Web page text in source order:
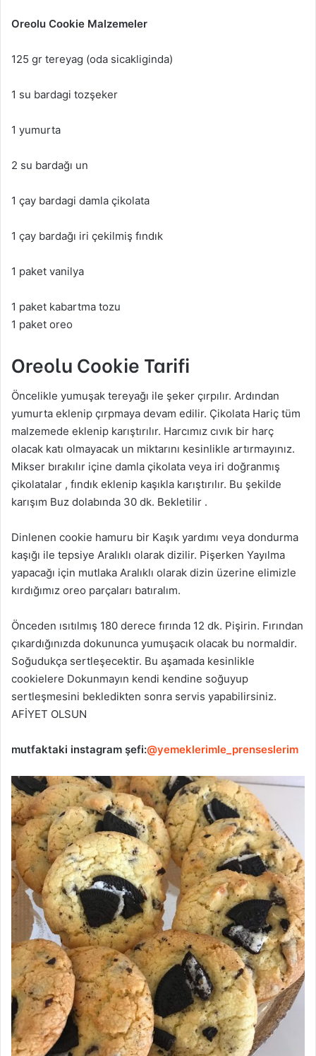
Oreolu Cookie Malzemeler
125 gr tereyag (oda sicakliginda)
1 su bardagi tozşeker
1 yumurta
2 su bardağı un
1 çay bardagi damla çikolata
1 çay bardağı iri çekilmiş fındık
1 paket vanilya
1 paket kabartma tozu
1 paket oreo
Oreolu Cookie Tarifi
Öncelikle yumuşak tereyağı ile şeker çırpılır. Ardından
yumurta eklenip çırpmaya devam edilir. Çikolata Hariç tüm
malzemede eklenip karıştırılır. Harcımız cıvık bir harç
olacak katı olmayacak un miktarını kesinlikle artırmayınız.
Mikser bırakılır içine damla çikolata veya iri doğranmış
çikolatalar , fındık eklenip kaşıkla karıştırılır. Bu şekilde
karışım Buz dolabında 30 dk. Bekletilir .
Dinlenen cookie hamuru bir Kaşık yardımı veya dondurma
kaşığı ile tepsiye Aralıklı olarak dizilir. Pişerken Yayılma
yapacağı için mutlaka Aralıklı olarak dizin üzerine elimizle
kırdığımız oreo parçaları batıralım.
Önceden ısıtılmış 180 derece fırında 12 dk. Pişirin. Fırından
çıkardığınızda dokununca yumuşacık olacak bu normaldir.
Soğudukça sertleşecektir. Bu aşamada kesinlikle
cookielere Dokunmayın kendi kendine soğuyup
sertleşmesini bekledikten sonra servis yapabilirsiniz.
AFİYET OLSUN
mutfaktaki instagram şefi:@yemeklerimle_prenseslerim